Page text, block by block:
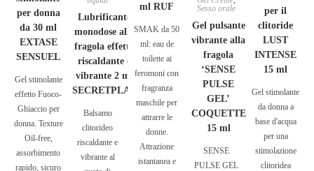
per donna
da 30 ml
EXTASE
SENSUEL
Gel stimolante
effetto Fuoco-
Ghiaccio per
donna. Texture
Oil-free,
assorbimento
rapido, sicuro
Lubrificante
monodose alla
fragola effetto
riscaldante e
vibrante 2 ml
SECRETPLAY
Balsamo
clitorideo
riscaldante e
vibrante al
ml RUF
SMAK da 50
ml: eau de
toilette ai
feromoni con
fragranza
maschile per
attrarre le
donne.
Attrazione
istantanea e
Sesso orale
Gel pulsante
vibrante alla
fragola
‘SENSE
PULSE
GEL’
COQUETTE
15 ml
SENSE
PULSE GEL
per il
clitoride
LUST
INTENSE
15 ml
Gel stimolante
da donna a
base d'acqua
per una
stimolazione
clitoridea